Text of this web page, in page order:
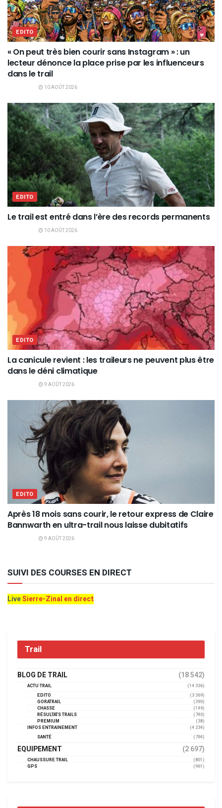
EDITO
« On peut très bien courir sans Instagram » : un
lecteur dénonce la place prise par les influenceurs
dans le trail
10 AOÛT 2026
EDITO
Le trail est entré dans l’ère des records permanents
10 AOÛT 2026
EDITO
La canicule revient : les traileurs ne peuvent plus être
dans le déni climatique
9 AOÛT 2026
EDITO
Après 18 mois sans courir, le retour express de Claire
Bannwarth en ultra-trail nous laisse dubitatifs
9 AOÛT 2026
SUIVI DES COURSES EN DIRECT
LiveSierre-Zinal en direct
Trail
BLOG DE TRAIL (18 542)
ACTU TRAIL
(14 336)
EDITO
(3 369)
GORATRAIL
(390)
CHASSE
(149)
RÉSULTATS TRAILS
(740)
PREMIUM
(38)
INFOS ENTRAINEMENT
(4 234)
SANTÉ
(794)
EQUIPEMENT (2 697)
CHAUSSURE TRAIL
(801)
GPS
(961)